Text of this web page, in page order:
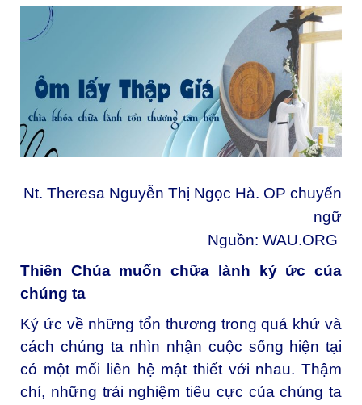
Nt. Theresa Nguyễn Thị Ngọc Hà. OP chuyển
ngữ
Nguồn: WAU.ORG
Thiên Chúa muốn chữa lành ký ức của
chúng ta
Ký ức về những tổn thương trong quá khứ và
cách chúng ta nhìn nhận cuộc sống hiện tại
có một mối liên hệ mật thiết với nhau. Thậm
chí, những trải nghiệm tiêu cực của chúng ta